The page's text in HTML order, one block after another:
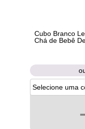
Cubo Branco
Chá de Bebê